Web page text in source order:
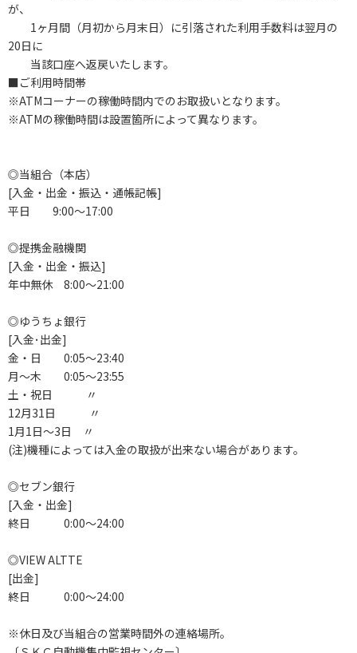
が、
1ヶ月間（月初から月末日）に引落された利用手数料は翌月の
20日に
当該口座へ返戻いたします。
■ご利用時間帯
※ATMコーナーの稼働時間内でのお取扱いとなります。
※ATMの稼働時間は設置箇所によって異なります。
◎当組合（本店）
[入金・出金・振込・通帳記帳]
平日 9:00～17:00
◎提携金融機関
[入金・出金・振込]
年中無休 8:00～21:00
◎ゆうちょ銀行
[入金･出金]
金・日 0:05～23:40
月～木 0:05～23:55
土・祝日 〃
12月31日 〃
1月1日～3日 〃
(注)機種によっては入金の取扱が出来ない場合があります。
◎セブン銀行
[入金・出金]
終日 0:00～24:00
◎VIEW ALTTE
[出金]
終日 0:00～24:00
※休日及び当組合の営業時間外の連絡場所。